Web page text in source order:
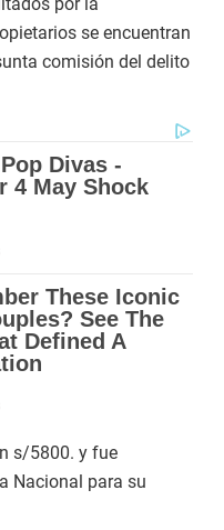
por la
se encuentran
comisión del delito
s/5800. y fue
Nacional para su